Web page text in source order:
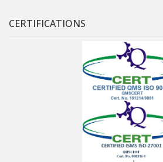
CERTIFICATIONS